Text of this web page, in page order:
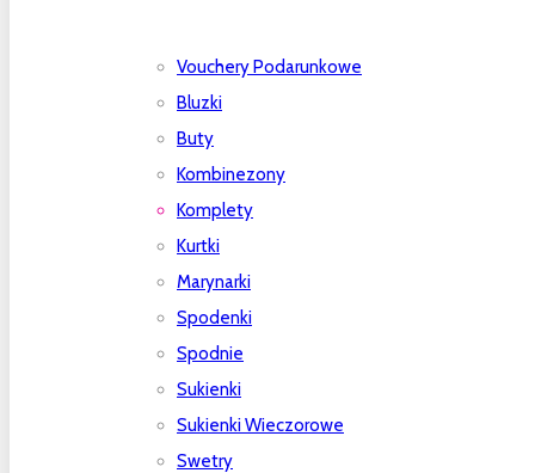
Vouchery Podarunkowe
Bluzki
Buty
Kombinezony
Komplety
Kurtki
Marynarki
Spodenki
Spodnie
Sukienki
Sukienki Wieczorowe
Swetry